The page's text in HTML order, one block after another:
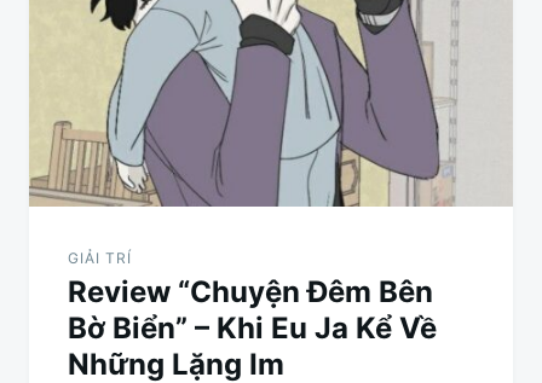
GIẢI TRÍ
Review “Chuyện Đêm Bên
Bờ Biển” – Khi Eu Ja Kể Về
Những Lặng Im